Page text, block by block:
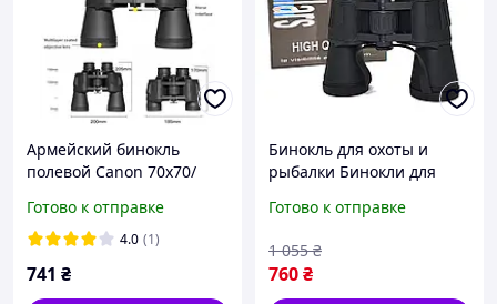
Армейский бинокль
полевой Canon 70х70/
охоты/
Водонепроницаемый
продаж
Готово к отправке
4.0 (1)
741 ₴
Бинокль для охоты и
рыбалки Бинокли для
50х50 армейский
Готово к отправке
760₴
1 055 ₴